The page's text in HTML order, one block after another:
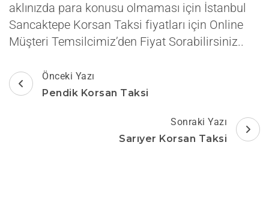
aklınızda para konusu olmaması için İstanbul
Sancaktepe Korsan Taksi fiyatları için Online
Müşteri Temsilcimiz’den Fiyat Sorabilirsiniz..
Yazı
dolaşımı
Önceki Yazı
Pendik Korsan Taksi
Sonraki Yazı
Sarıyer Korsan Taksi